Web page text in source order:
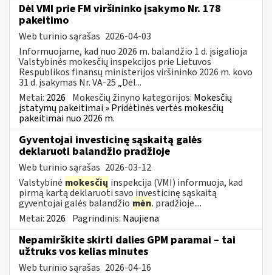
Dėl VMI prie FM viršininko įsakymo Nr. 178
pakeitimo
Web turinio sąrašas 2026-04-03
Informuojame, kad nuo 2026 m. balandžio 1 d. įsigalioja
Valstybinės mokesčių inspekcijos prie Lietuvos
Respublikos finansų ministerijos viršininko 2026 m. kovo
31 d. įsakymas Nr. VA-25 „Dėl...
Metai: 2026 Mokesčių žinyno kategorijos: Mokesčių
įstatymų pakeitimai » Pridėtinės vertės mokesčių
pakeitimai nuo 2026 m.
Gyventojai investicinę sąskaitą galės
deklaruoti balandžio pradžioje
Web turinio sąrašas 2026-03-12
Valstybinė mokesčių inspekcija (VMI) informuoja, kad
pirmą kartą deklaruoti savo investicinę sąskaitą
gyventojai galės balandžio mėn. pradžioje....
Metai: 2026 Pagrindinis: Naujiena
Nepamirškite skirti dalies GPM paramai – tai
užtruks vos kelias minutes
Web turinio sąrašas 2026-04-16